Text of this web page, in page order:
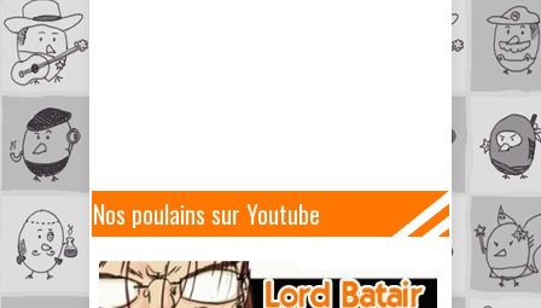
Nos poulains sur Youtube